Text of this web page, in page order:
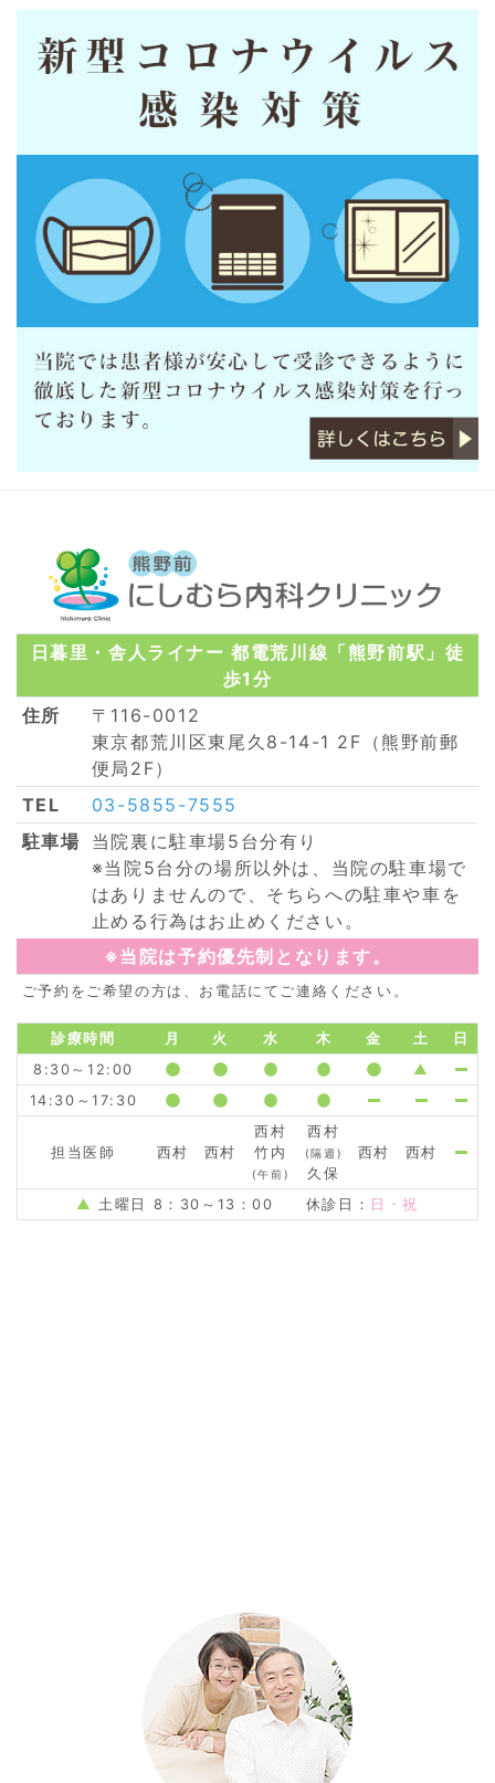
日暮里・舎人ライナー 都電荒川線「熊野前駅」徒
歩1分
住所
〒116-0012
東京都荒川区東尾久8-14-1 2F（熊野前郵
便局2F）
TEL
03-5855-7555
駐車場 当院裏に駐車場5台分有り
※当院5台分の場所以外は、当院の駐車場で
はありませんので、そちらへの駐車や車を
止める行為はお止めください。
※当院は予約優先制となります。
ご予約をご希望の方は、お電話にてご連絡ください。
診療時間 月 火 水 木 金 土
日
8:30～12:00
▲
14:30～17:30
担当医師 西村 西村
西村
竹内
(午前)
西村
(隔週)
久保
西村 西村
▲ 土曜日 8：30～13：00 休診日： 日・祝